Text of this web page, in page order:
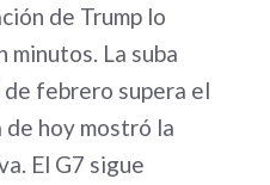
de Trump lo
minutos. La suba
febrero supera el
de hoy mostró la
El G7 sigue